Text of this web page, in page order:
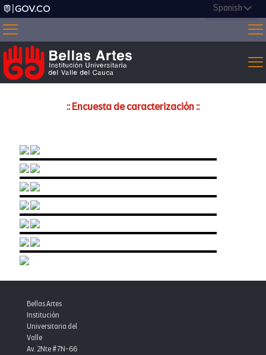
:: Encuesta de caracterización ::
Bellas Artes
Institución
Universitaria del
Valle
Av. 2Nte #7N-66